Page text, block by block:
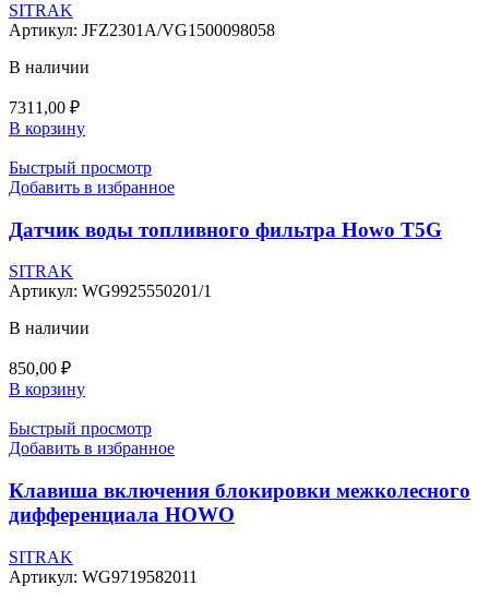
SITRAK
Артикул: JFZ2301A/VG1500098058
В наличии
7311,00 ₽
В корзину
Быстрый просмотр
Добавить в избранное
Датчик воды топливного фильтра Howo T5G
SITRAK
Артикул: WG9925550201/1
В наличии
850,00 ₽
В корзину
Быстрый просмотр
Добавить в избранное
Клавиша включения блокировки межколесного
дифференциала HOWO
SITRAK
Артикул: WG9719582011